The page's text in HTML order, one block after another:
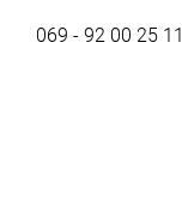
069 - 92 00 25 11